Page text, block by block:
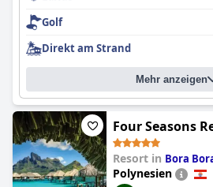
Strandliebhaber. Das Hotel ist auch
eine Vielzahl von Aktivitäten für Kinder
Kinderbetreuungsservice. Während
Erfahrungen mit dem Abendessen
Gesamteindruck, dass das Hotel
beeindruckend sauber ist. Das
kinderfreundlich und macht den
angenehm. Insgesamt ist dasSofitel
empfehlenswert und die Gäste würden
buchen.
Golf
Direkt am Strand
Mehr anzeigen
Four Seasons
Resort in Bora
Polynesien